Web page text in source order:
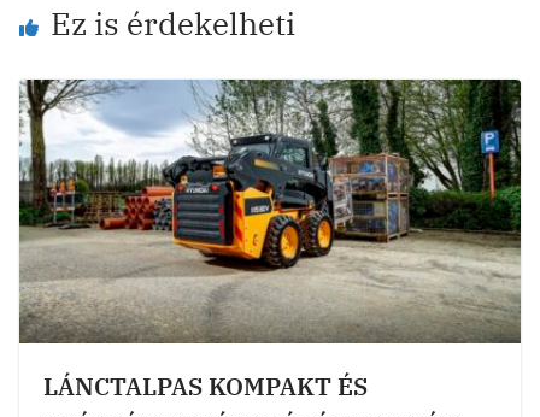
Ez is érdekelheti
LÁNCTALPAS KOMPAKT ÉS